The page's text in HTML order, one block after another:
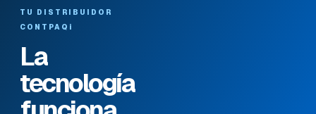
TU DISTRIBUIDOR
CONTPAQi
La
tecnología